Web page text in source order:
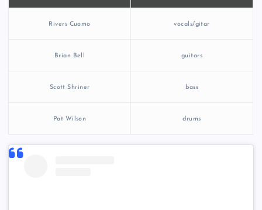
Rivers Cuomo vocals/gitar
Brian Bell guitars
Scott Shriner bass
Pat Wilson drums